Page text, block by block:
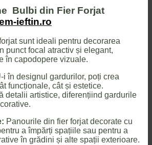
Bulbi din Fier Forjat
ieftin.ro
sunt ideali pentru decorarea
punct focal atractiv și elegant,
în capodopere vizuale.
i în designul gardurilor, poți crea
funcționale, cât și estetice.
detalii artistice, diferențiind gardurile
Panourile din fier forjat decorate cu
a împărți spațiile sau pentru a
în grădini și alte spații exterioare.